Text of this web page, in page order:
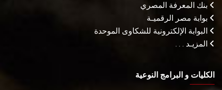
بنك المعرفة المصري
بوابة مصر الرقميـة
البوابة الإلكترونية للشكاوى الموحدة
المزيـد . . .
الكليات و البرامج النوعية